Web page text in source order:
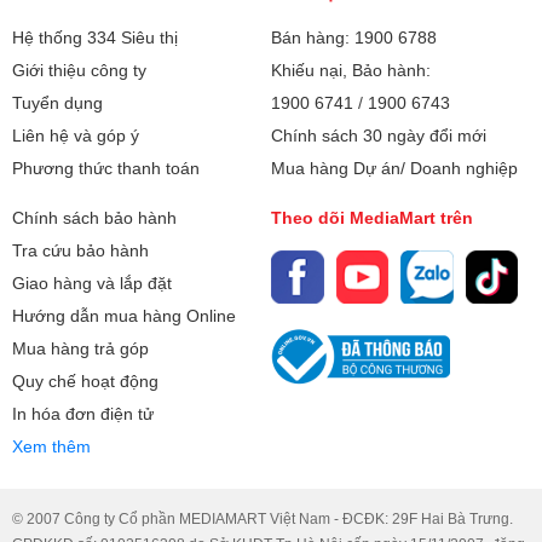
Âm Thanh Sống Động, Chuyển Động Theo Hình Ảnh
Hệ thống loa 2CH công suất 20W
cho âm thanh mạnh mẽ, rõ ràng.
Object Tracking Sound Lite (OTS Lite): Âm thanh di chuyển
theo chuyển động của hình ảnh, mang đến cảm giác nhập
vai chân thật.
dung hiển thị.
có:
Web Browser
YouTube
Netflix
Điều khiển tivi bằng
điện thoại:
Bằng ứng dụng SmartThings
tính bảng:
Sound Mirroring
Kết nối Bàn phím,
chuột:
Tương tác thông
Tìm kiếm bằng giọng nói tiếng Việt
Tiện Ích:
Hệ thống 334 Siêu thị
Giới thiệu công ty
Tuyển dụng
Liên hệ và góp ý
Phương thức thanh toán
Bán hàng: 1900 6788
Khiếu nại, Bảo hành:
1900 6741 / 1900 6743
Chính sách 30 ngày đổi mới
Mua hàng Dự án/ Doanh nghiệp
Chính sách bảo hành
Tra cứu bảo hành
Giao hàng và lắp đặt
Hướng dẫn mua hàng Online
Mua hàng trả góp
Quy chế hoạt động
In hóa đơn điện tử
Xem thêm
Theo dõi MediaMart trên
© 2007 Công ty Cổ phần MEDIAMART Việt Nam - ĐCĐK: 29F Hai Bà Trưng.